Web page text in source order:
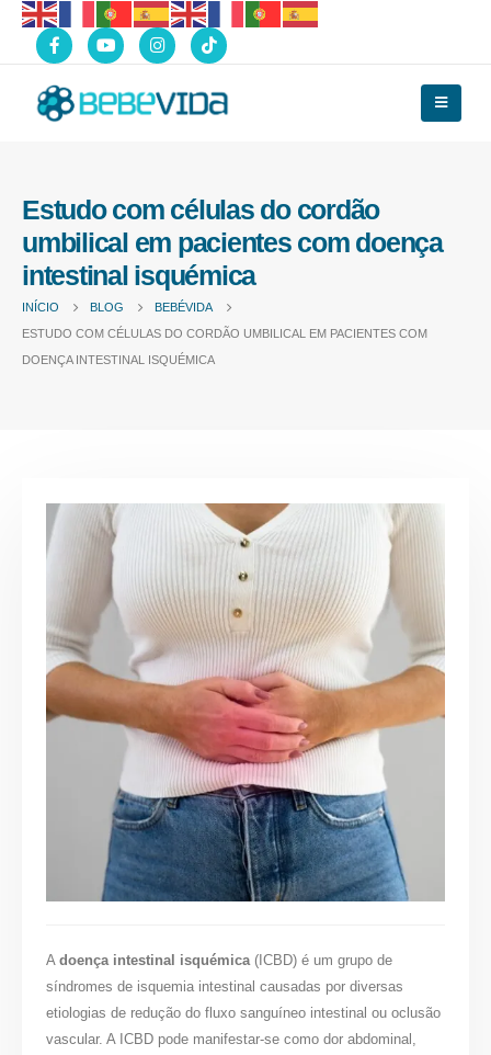
Estudo com células do cordão
umbilical em pacientes com doença
intestinal isquémica
INÍCIO BLOG
BEBÉVIDA
ESTUDO COM CÉLULAS DO CORDÃO UMBILICAL EM PACIENTES COM
DOENÇA INTESTINAL ISQUÉMICA
Adoença intestinal isquémica (ICBD) é um grupo de
síndromes de isquemia intestinal causadas por diversas
etiologias de redução do fluxo sanguíneo intestinal ou oclusão
vascular. A ICBD pode manifestar-se como dor abdominal,